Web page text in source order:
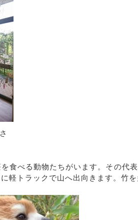
食べる動物たちがいます。その代
軽トラックで山へ出向きます。竹